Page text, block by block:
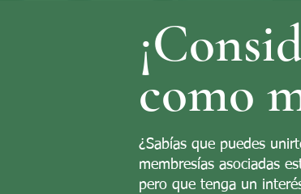
como
¿Sabías que puedes
membresías asociadas
pero que tenga un